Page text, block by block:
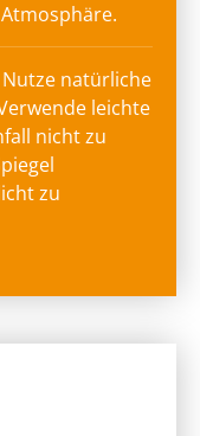
Nutze natürliche
leichte
nicht zu
zu